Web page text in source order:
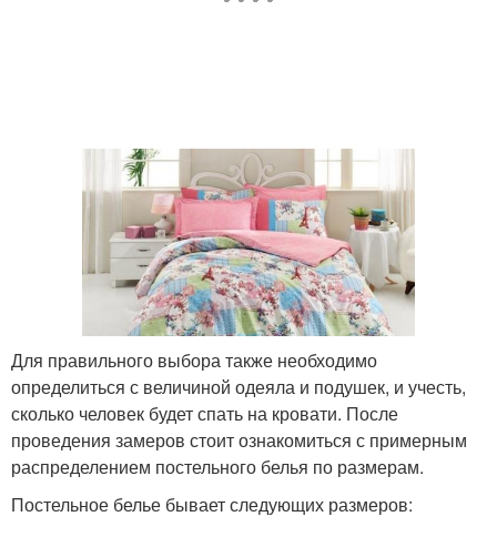
Для правильного выбора также необходимо
определиться с величиной одеяла и подушек, и учесть,
сколько человек будет спать на кровати. После
проведения замеров стоит ознакомиться с примерным
распределением постельного белья по размерам.
Постельное белье бывает следующих размеров: